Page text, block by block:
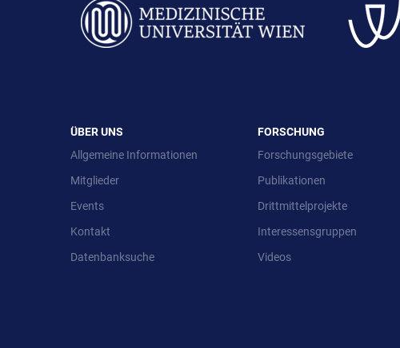
ÜBER UNS
Allgemeine Informationen
Mitglieder
Events
Kontakt
Datenbanksuche
FORSCHUNG
Forschungsgebiete
Publikationen
Drittmittelprojekte
Interessensgruppen
Videos